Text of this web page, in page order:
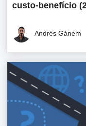
custo-benefício
Andrés Gánem